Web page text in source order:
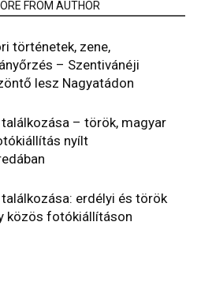
FROM AUTHOR
történetek, zene,
– Szentivánéji
lesz Nagyatádon
– török, magyar
nyílt
erdélyi és török
közös fotókiállításon